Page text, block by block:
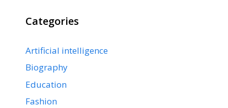
Categories
Artificial intelligence
Biography
Education
Fashion